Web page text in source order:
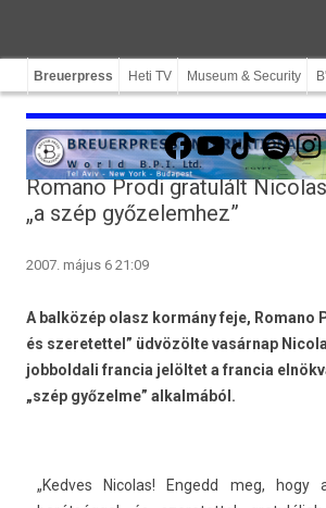
Breuerpress Heti TV Museum & Security
Facebook
YouTube
TikTokSpotify
Romano Prodi gratulált
„a szép győzelemhez”
2007. május 6 21:09
A balközép olasz kormány feje, Romano
és szeretettel” üdvözölte vasárnap
jobboldali francia jelöltet a francia
„szép győzelme” alkalmából.
„Ked­ves Nicolas! En­gedd meg, hogy